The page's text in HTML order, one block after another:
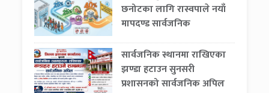
छनोटका लागि रास्वपाले नयाँ
मापदण्ड सार्वजनिक
सार्वजनिक स्थानमा राखिएका
झण्डा हटाउन सुनसरी
प्रशासनको सार्वजनिक अपिल